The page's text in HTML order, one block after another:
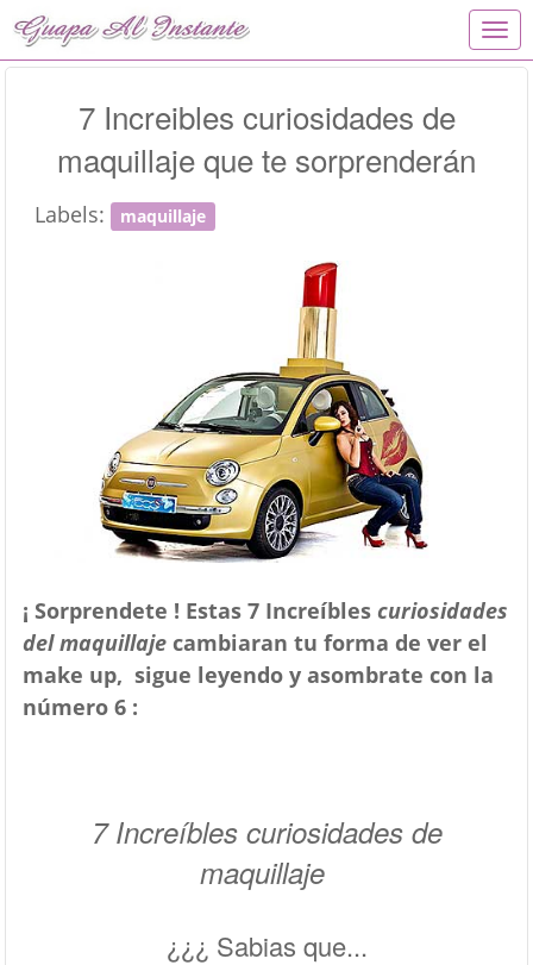
T
o
7 Increibles curiosidades de
maquillaje que te sorprenderán
Labels: maquillaje
¡ Sorprendete ! Estas 7 Increíbles curiosidades
del maquillaje cambiaran tu forma de ver el
make up, sigue leyendo y asombrate con la
número 6 :
7 Increíbles curiosidades de
maquillaje
¿¿¿ Sabias que...